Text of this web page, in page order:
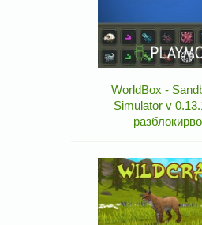
WorldBox -
Simulator v